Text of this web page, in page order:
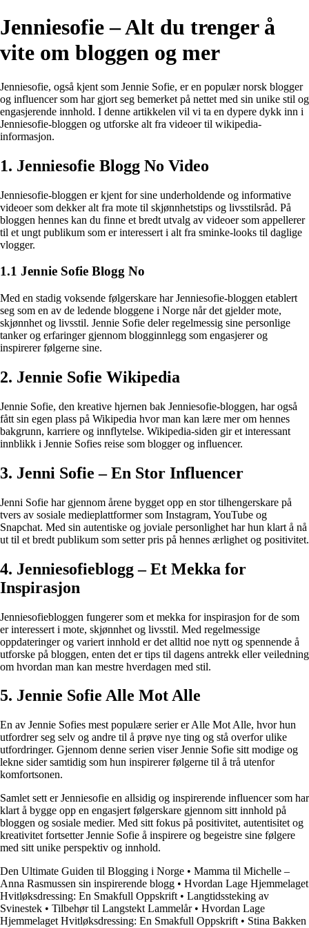
Jenniesofie – Alt du trenger å
vite om bloggen og mer
Jenniesofie, også kjent som Jennie Sofie, er en populær norsk blogger
og influencer som har gjort seg bemerket på nettet med sin unike stil og
engasjerende innhold. I denne artikkelen vil vi ta en dypere dykk inn i
Jenniesofie-bloggen og utforske alt fra videoer til wikipedia-
informasjon.
1. Jenniesofie Blogg No Video
Jenniesofie-bloggen er kjent for sine underholdende og informative
videoer som dekker alt fra mote til skjønnhetstips og livsstilsråd. På
bloggen hennes kan du finne et bredt utvalg av videoer som appellerer
til et ungt publikum som er interessert i alt fra sminke-looks til daglige
vlogger.
1.1 Jennie Sofie Blogg No
Med en stadig voksende følgerskare har Jenniesofie-bloggen etablert
seg som en av de ledende bloggene i Norge når det gjelder mote,
skjønnhet og livsstil. Jennie Sofie deler regelmessig sine personlige
tanker og erfaringer gjennom blogginnlegg som engasjerer og
inspirerer følgerne sine.
2. Jennie Sofie Wikipedia
Jennie Sofie, den kreative hjernen bak Jenniesofie-bloggen, har også
fått sin egen plass på Wikipedia hvor man kan lære mer om hennes
bakgrunn, karriere og innflytelse. Wikipedia-siden gir et interessant
innblikk i Jennie Sofies reise som blogger og influencer.
3. Jenni Sofie – En Stor Influencer
Jenni Sofie har gjennom årene bygget opp en stor tilhengerskare på
tvers av sosiale medieplattformer som Instagram, YouTube og
Snapchat. Med sin autentiske og joviale personlighet har hun klart å nå
ut til et bredt publikum som setter pris på hennes ærlighet og positivitet.
4. Jenniesofieblogg – Et Mekka for
Inspirasjon
Jenniesofiebloggen fungerer som et mekka for inspirasjon for de som
er interessert i mote, skjønnhet og livsstil. Med regelmessige
oppdateringer og variert innhold er det alltid noe nytt og spennende å
utforske på bloggen, enten det er tips til dagens antrekk eller veiledning
om hvordan man kan mestre hverdagen med stil.
5. Jennie Sofie Alle Mot Alle
En av Jennie Sofies mest populære serier er Alle Mot Alle, hvor hun
utfordrer seg selv og andre til å prøve nye ting og stå overfor ulike
utfordringer. Gjennom denne serien viser Jennie Sofie sitt modige og
lekne sider samtidig som hun inspirerer følgerne til å trå utenfor
komfortsonen.
Samlet sett er Jenniesofie en allsidig og inspirerende influencer som har
klart å bygge opp en engasjert følgerskare gjennom sitt innhold på
bloggen og sosiale medier. Med sitt fokus på positivitet, autentisitet og
kreativitet fortsetter Jennie Sofie å inspirere og begeistre sine følgere
med sitt unike perspektiv og innhold.
Den Ultimate Guiden til Blogging i Norge • Mamma til Michelle –
Anna Rasmussen sin inspirerende blogg • Hvordan Lage Hjemmelaget
Hvitløksdressing: En Smakfull Oppskrift • Langtidssteking av
Svinestek • Tilbehør til Langstekt Lammelår• Hvordan Lage
Hjemmelaget Hvitløksdressing: En Smakfull Oppskrift • Stina Bakken